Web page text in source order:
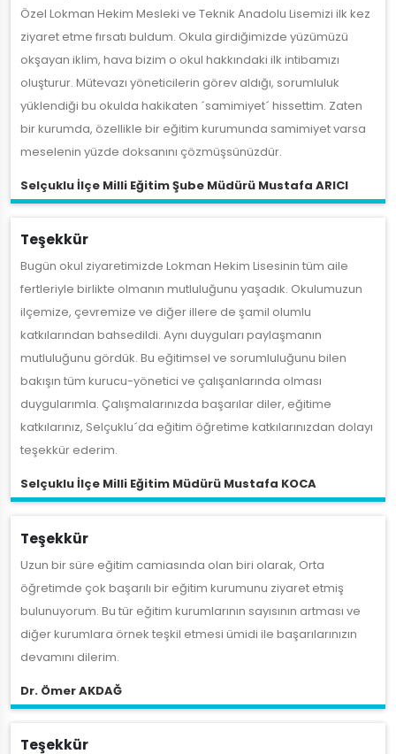
Özel Lokman Hekim Mesleki ve Teknik Anadolu Lisemizi ilk kez
ziyaret etme fırsatı buldum. Okula girdiğimizde yüzümüzü
okşayan iklim, hava bizim o okul hakkındaki ilk intibamızı
oluşturur. Mütevazı yöneticilerin görev aldığı, sorumluluk
yüklendiği bu okulda hakikaten ´samimiyet´ hissettim. Zaten
bir kurumda, özellikle bir eğitim kurumunda samimiyet varsa
meselenin yüzde doksanını çözmüşsünüzdür.
Selçuklu İlçe Milli Eğitim Şube Müdürü Mustafa ARICI
Teşekkür
Bugün okul ziyaretimizde Lokman Hekim Lisesinin tüm aile
fertleriyle birlikte olmanın mutluluğunu yaşadık. Okulumuzun
ilçemize, çevremize ve diğer illere de şamil olumlu
katkılarından bahsedildi. Aynı duyguları paylaşmanın
mutluluğunu gördük. Bu eğitimsel ve sorumluluğunu bilen
bakışın tüm kurucu-yönetici ve çalışanlarında olması
duygularımla. Çalışmalarınızda başarılar diler, eğitime
katkılarınız, Selçuklu´da eğitim öğretime katkılarınızdan dolayı
teşekkür ederim.
Selçuklu İlçe Milli Eğitim Müdürü Mustafa KOCA
Teşekkür
Uzun bir süre eğitim camiasında olan biri olarak, Orta
öğretimde çok başarılı bir eğitim kurumunu ziyaret etmiş
bulunuyorum. Bu tür eğitim kurumlarının sayısının artması ve
diğer kurumlara örnek teşkil etmesi ümidi ile başarılarınızın
devamını dilerim.
Dr. Ömer AKDAĞ
Teşekkür